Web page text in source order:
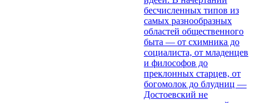
бесчисленных типов из
самых разнообразных
областей общественного
быта — от схимника до
социалиста, от младенцев
и философов до
преклонных старцев, от
богомолок до блудниц —
Достоевский не